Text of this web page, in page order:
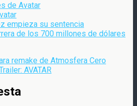
de Avatar
empieza su sentencia
de los 700 millones de dólares
remake de Atmosfera Cero
AVATAR